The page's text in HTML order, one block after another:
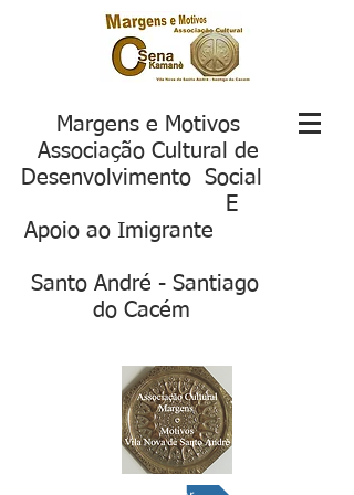
Margens e Motivos
Associação Cultural de
Desenvolvimento Social
E
Apoio ao Imigrante
Santo André - Santiago
do Cacém